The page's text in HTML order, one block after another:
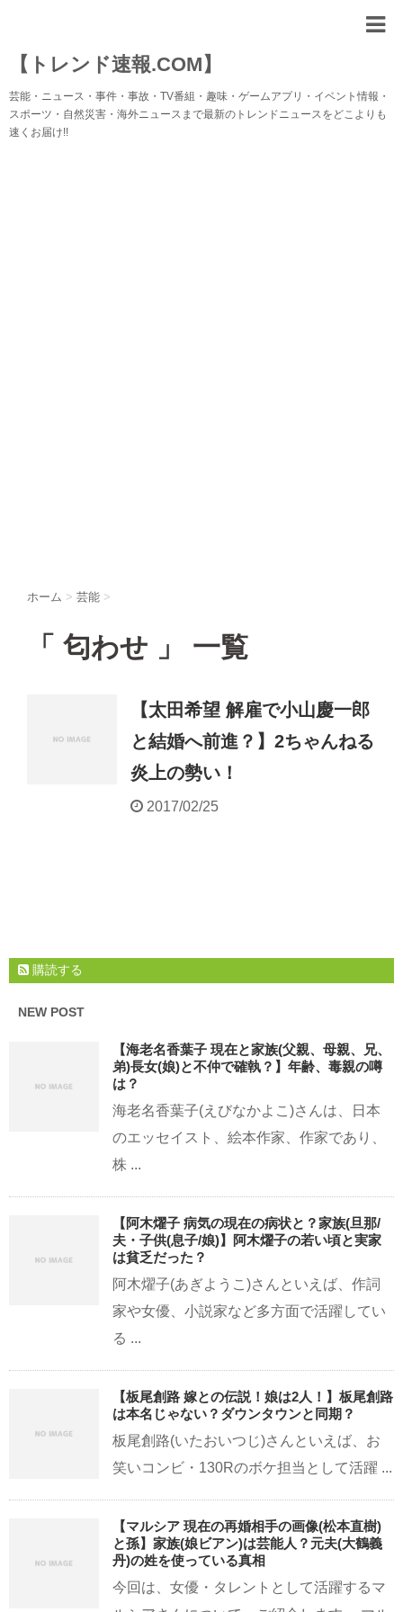
【トレンド速報.COM】
芸能・ニュース・事件・事故・TV番組・趣味・ゲームアプリ・イベント情報・
スポーツ・自然災害・海外ニュースまで最新のトレンドニュースをどこよりも
速くお届け!!
ホーム > 芸能 >
「 匂わせ 」 一覧
【太田希望 解雇で小山慶一郎
と結婚へ前進？】2ちゃんねる
炎上の勢い！
2017/02/25
購読する
NEW POST
【海老名香葉子 現在と家族(父親、母親、兄、
弟)長女(娘)と不仲で確執？】年齢、毒親の噂
は？
海老名香葉子(えびなかよこ)さんは、日本
のエッセイスト、絵本作家、作家であり、
株 ...
【阿木燿子 病気の現在の病状と？家族(旦那/
夫・子供(息子/娘)】阿木燿子の若い頃と実家
は貧乏だった？
阿木燿子(あぎようこ)さんといえば、作詞
家や女優、小説家など多方面で活躍してい
る ...
【板尾創路 嫁との伝説！娘は2人！】板尾創路
は本名じゃない？ダウンタウンと同期？
板尾創路(いたおいつじ)さんといえば、お
笑いコンビ・130Rのボケ担当として活躍 ...
【マルシア 現在の再婚相手の画像(松本直樹)
と孫】家族(娘ビアン)は芸能人？元夫(大鶴義
丹)の姓を使っている真相
今回は、女優・タレントとして活躍するマ